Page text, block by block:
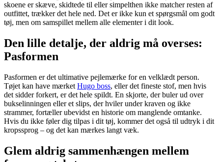
skoene er skæve, skidtede til eller simpelthen ikke matcher resten af
outfittet, trækker det hele ned. Det er ikke kun et spørgsmål om godt
tøj, men om samspillet mellem alle elementer i dit look.
Den lille detalje, der aldrig må overses:
Pasformen
Pasformen er det ultimative pejlemærke for en velklædt person.
Tøjet kan have mærket Hugo boss, eller det fineste stof, men hvis
det sidder forkert, er det hele spildt. En skjorte, der buler ud over
bukselinningen eller et slips, der hviler under kraven og ikke
strammer, fortæller ubevidst en historie om manglende omtanke.
Hvis du ikke føler dig tilpas i dit tøj, kommer det også til udtryk i dit
kropssprog – og det kan mærkes langt væk.
Glem aldrig sammenhængen mellem